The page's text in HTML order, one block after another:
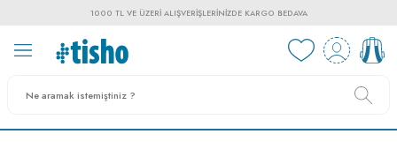
1000 TL VE ÜZERI ALIŞVERIŞLERINIZDE KARGO BEDAVA